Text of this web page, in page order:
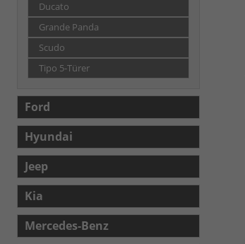
Ducato
Grande Panda
Scudo
Tipo 5-Türer
Ford
Hyundai
Jeep
Kia
Mercedes-Benz